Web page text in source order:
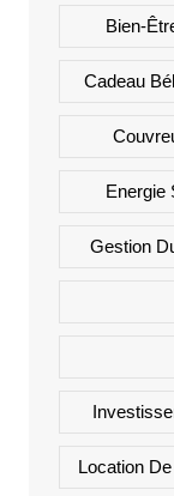
Bien-
Cadeau
Energie
Gestion
Location